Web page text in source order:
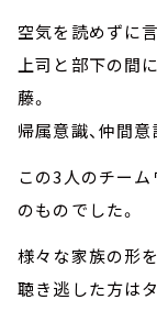
空気を読めずに
上司と部下の間
藤。
帰属意識、仲間
この3人のチー
のものでした。
様々な家族の形
聴き逃した方は